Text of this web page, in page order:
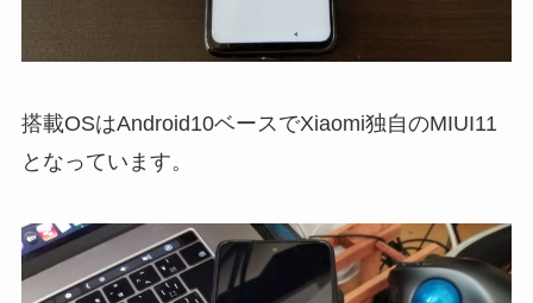
搭載OSはAndroid10ベースでXiaomi独自のMIUI11
となっています。